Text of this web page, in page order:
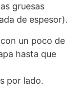
gruesas
de espesor).
un poco de
hasta que
por lado.